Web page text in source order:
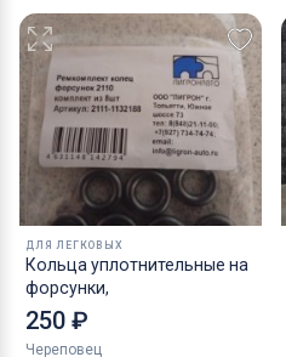
ДЛЯ ЛЕГКОВЫХ
Кольца уплотнительные на
форсунки,
250 ₽
Череповец